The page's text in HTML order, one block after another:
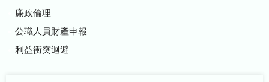
廉政倫理
公職人員財產申報
利益衝突迴避